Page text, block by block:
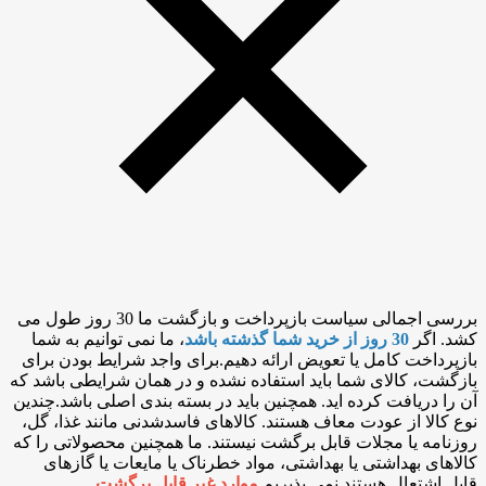
بررسی اجمالی سیاست بازپرداخت و بازگشت ما 30 روز طول می
کشد. اگر
، ما نمی توانیم به شما
بازپرداخت کامل یا تعویض ارائه دهیم.برای واجد شرایط بودن برای
بازگشت، کالای شما باید استفاده نشده و در همان شرایطی باشد که
آن را دریافت کرده اید. همچنین باید در بسته بندی اصلی باشد.چندین
نوع کالا از عودت معاف هستند. کالاهای فاسدشدنی مانند غذا، گل،
روزنامه یا مجلات قابل برگشت نیستند. ما همچنین محصولاتی را که
کالاهای بهداشتی یا بهداشتی، مواد خطرناک یا مایعات یا گازهای